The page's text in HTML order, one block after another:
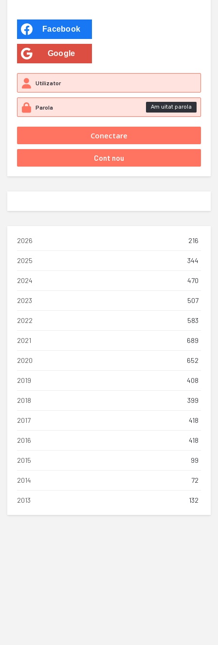
Facebook
Google
Am uitat parola
2026 216
2025 344
2024 470
2023 507
2022 583
2021 689
2020 652
2019 408
2018 399
2017 418
2016 418
2015 99
2014 72
2013 132